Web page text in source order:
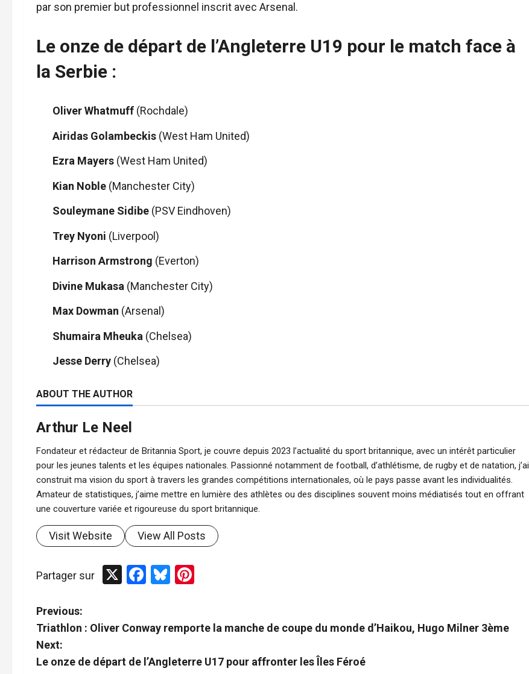
par son premier but professionnel inscrit avec Arsenal.
Le onze de départ de l’Angleterre U19 pour le match face à
la Serbie :
Oliver Whatmuff (Rochdale)
Airidas Golambeckis (West Ham United)
Ezra Mayers (West Ham United)
Kian Noble (Manchester City)
Souleymane Sidibe (PSV Eindhoven)
Trey Nyoni (Liverpool)
Harrison Armstrong (Everton)
Divine Mukasa (Manchester City)
Max Dowman (Arsenal)
Shumaira Mheuka (Chelsea)
Jesse Derry (Chelsea)
ABOUT THE AUTHOR
Arthur Le Neel
Fondateur et rédacteur de Britannia Sport, je couvre depuis 2023 l’actualité du sport britannique, avec un intérêt particulier
pour les jeunes talents et les équipes nationales. Passionné notamment de football, d’athlétisme, de rugby et de natation, j’ai
construit ma vision du sport à travers les grandes compétitions internationales, où le pays passe avant les individualités.
Amateur de statistiques, j’aime mettre en lumière des athlètes ou des disciplines souvent moins médiatisés tout en offrant
une couverture variée et rigoureuse du sport britannique.
Visit Website View All Posts
Partager sur X Facebook
Bluesky
P
o
s
Previous:
Triathlon : Oliver Conway remporte la manche de coupe du monde d’Haikou, Hugo Milner 3ème
Next:
Le onze de départ de l’Angleterre U17 pour affronter les Îles Féroé